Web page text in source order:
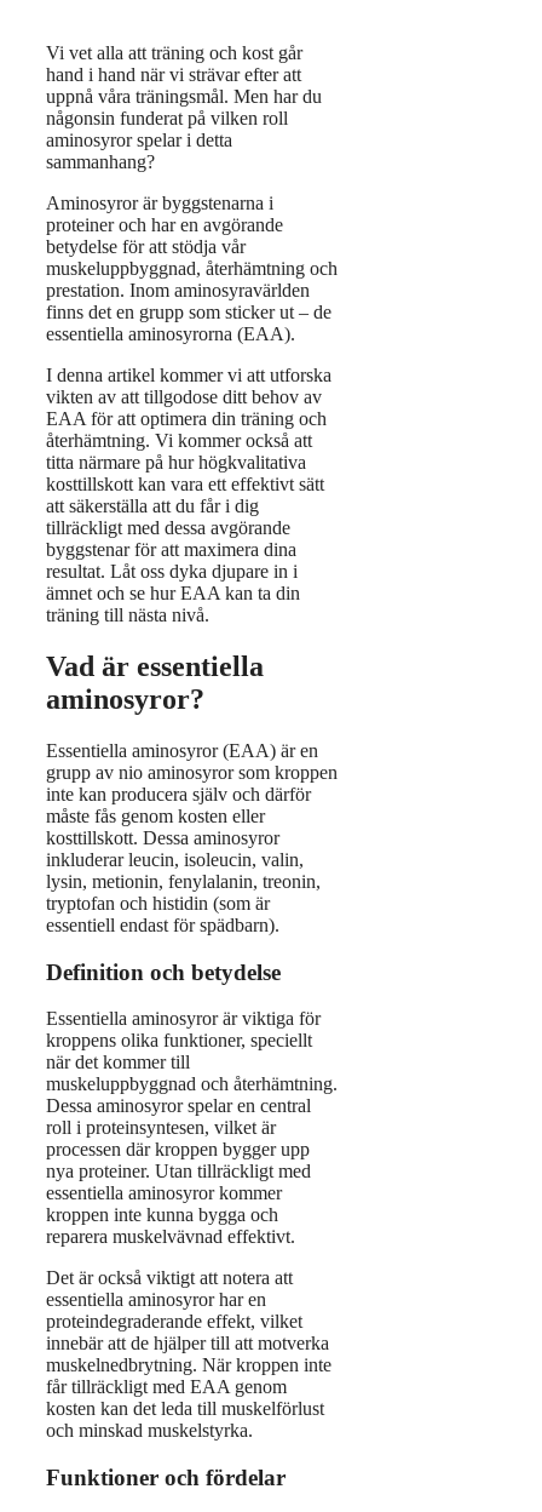
Vi vet alla att träning och kost går
hand i hand när vi strävar efter att
uppnå våra träningsmål. Men har du
någonsin funderat på vilken roll
aminosyror spelar i detta
sammanhang?
Aminosyror är byggstenarna i
proteiner och har en avgörande
betydelse för att stödja vår
muskeluppbyggnad, återhämtning och
prestation. Inom aminosyravärlden
finns det en grupp som sticker ut – de
essentiella aminosyrorna (EAA).
I denna artikel kommer vi att utforska
vikten av att tillgodose ditt behov av
EAA för att optimera din träning och
återhämtning. Vi kommer också att
titta närmare på hur högkvalitativa
kosttillskott kan vara ett effektivt sätt
att säkerställa att du får i dig
tillräckligt med dessa avgörande
byggstenar för att maximera dina
resultat. Låt oss dyka djupare in i
ämnet och se hur EAA kan ta din
träning till nästa nivå.
Vad är essentiella
aminosyror?
Essentiella aminosyror (EAA) är en
grupp av nio aminosyror som kroppen
inte kan producera själv och därför
måste fås genom kosten eller
kosttillskott. Dessa aminosyror
inkluderar leucin, isoleucin, valin,
lysin, metionin, fenylalanin, treonin,
tryptofan och histidin (som är
essentiell endast för spädbarn).
Definition och betydelse
Essentiella aminosyror är viktiga för
kroppens olika funktioner, speciellt
när det kommer till
muskeluppbyggnad och återhämtning.
Dessa aminosyror spelar en central
roll i proteinsyntesen, vilket är
processen där kroppen bygger upp
nya proteiner. Utan tillräckligt med
essentiella aminosyror kommer
kroppen inte kunna bygga och
reparera muskelvävnad effektivt.
Det är också viktigt att notera att
essentiella aminosyror har en
proteindegraderande effekt, vilket
innebär att de hjälper till att motverka
muskelnedbrytning. När kroppen inte
får tillräckligt med EAA genom
kosten kan det leda till muskelförlust
och minskad muskelstyrka.
Funktioner och fördelar